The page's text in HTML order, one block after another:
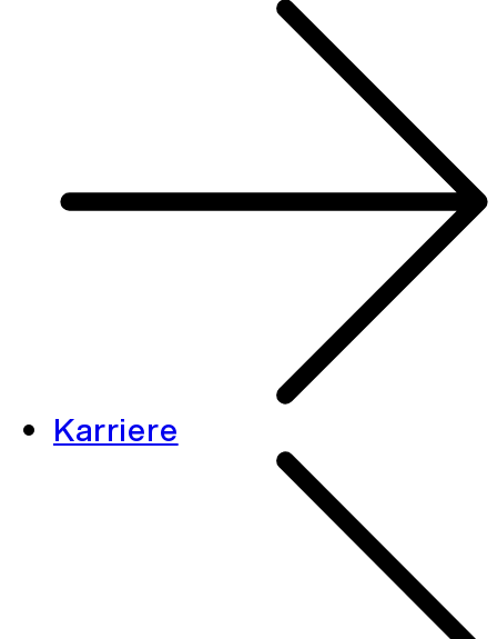
Karriere